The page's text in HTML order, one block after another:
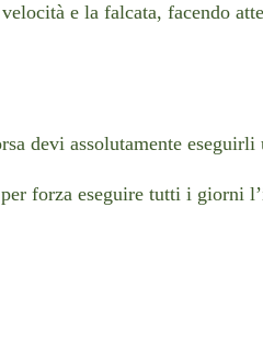
e la falcata, facendo
devi assolutamente
forza eseguire tutti i